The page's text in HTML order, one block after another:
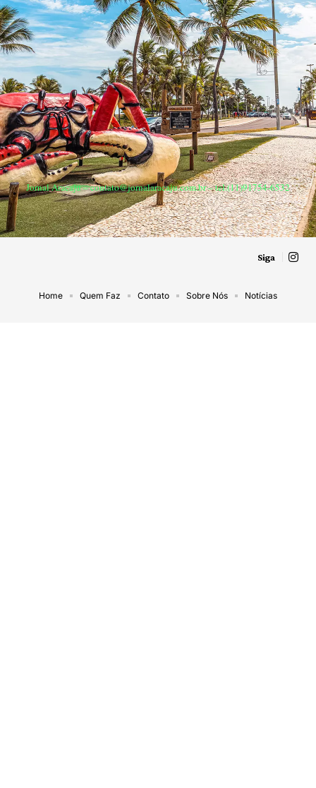
Jornal Aracaju –contato@jornalaracaju.com.br– tel.(11)91754-6532
Siga
Home Quem Faz Contato Sobre Nós Notícias